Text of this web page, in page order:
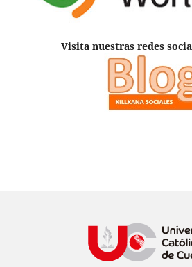
Visita nuestras redes